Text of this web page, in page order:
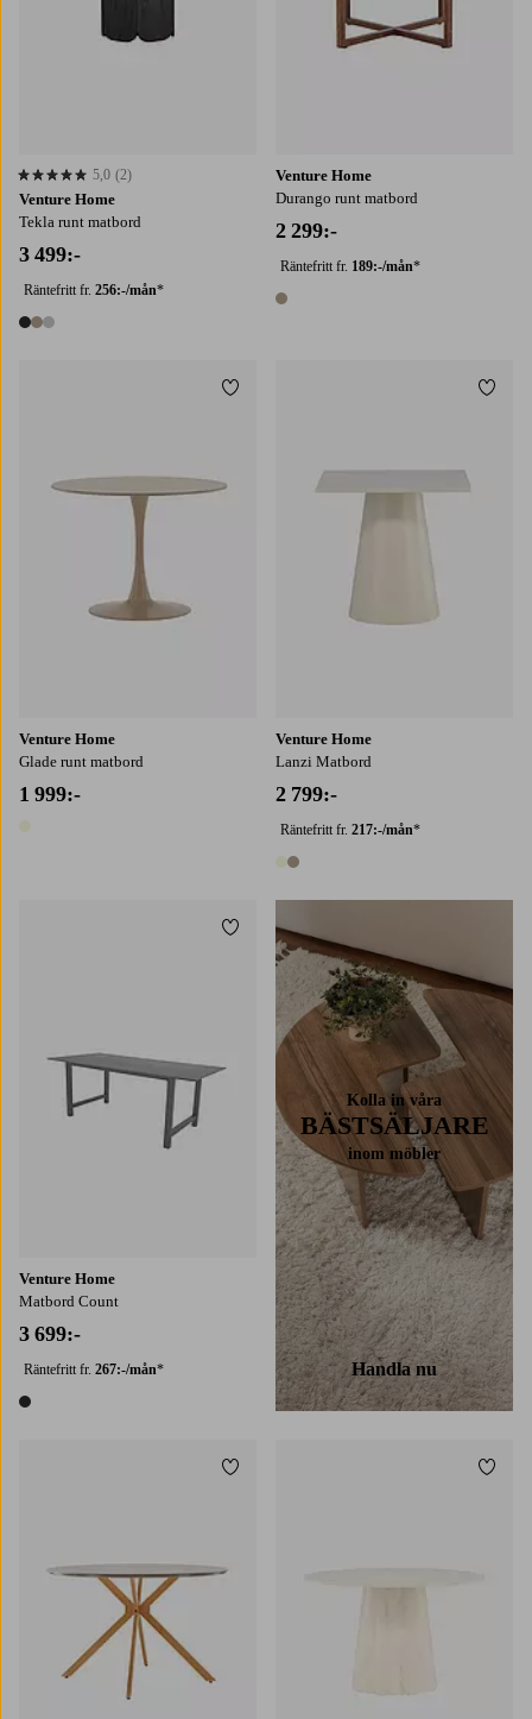
Venture Home
Tekla runt matbord
3 499:-
Räntefritt fr. 256:-/mån*
3 färger
5,0 baserat på 2 st betyg
5,0 (2)
Venture Home
Durango runt matbord
2 299:-
Räntefritt fr. 189:-/mån*
1 färg
Venture Home
Glade runt matbord
1 999:-
Lägg till i favoriter
Venture Home
Lanzi Matbord
2 799:-
Räntefritt fr. 217:-/mån*
2 färger
Venture Home
Matbord Count
3 699:-
Räntefritt fr. 267:-/mån*
1 färg
Lägg till i favoriter
Kolla in våra
BÄSTSÄLJARE
inom möbler
Handla nu
Lägg till i favoriter